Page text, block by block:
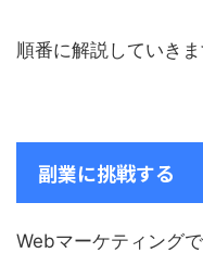
順番に解説していきま
副業に挑戦する
Webマーケティング